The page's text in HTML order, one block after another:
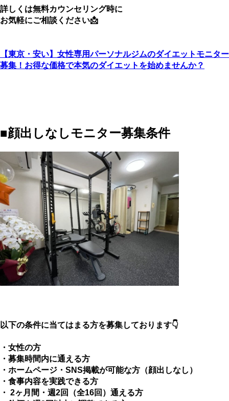
詳しくは無料カウンセリング時に
お気軽にご相談ください📩
【東京・安い】女性専用パーソナルジムのダイエットモニター
募集！お得な価格で本気のダイエットを始めませんか？
■顔出しなしモニター募集条件
以下の条件に当てはまる方を募集しております👇
・女性の方
・募集時間内に通える方
・ホームページ・SNS掲載が可能な方（顔出しなし）
・食事内容を実践できる方
・ 2ヶ月間・週2回（全16回）通える方